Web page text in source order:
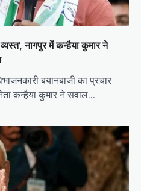
नागपुर में कन्हैया कुमार ने
बयानबाजी का प्रचार
कन्हैया कुमार ने सवाल…